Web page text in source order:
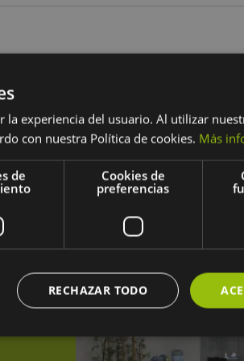
Enpresa Digitala
de Euskadi 2025", liderado por
DIGITALA cuenta con la
públicos y privados.
la experiencia del usuario. Al utilizar
con nuestra Política de cookies. Más
de
Cookies de
preferencias
RECHAZAR TODO